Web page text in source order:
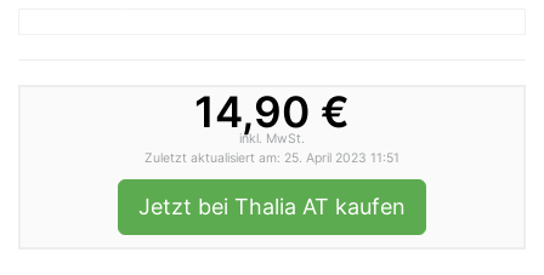
14,90 €
inkl. MwSt.
Zuletzt aktualisiert am: 25. April 2023 11:51
Jetzt bei Thalia AT kaufen